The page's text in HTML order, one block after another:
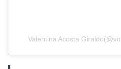
Valentina Acosta